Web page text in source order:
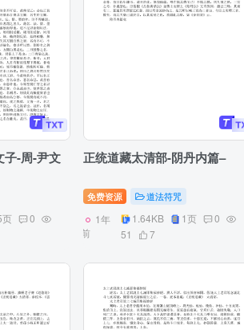
子-周-尹文
页
0
正统道藏太清部-阴丹内篇–
免费资源 道法符咒
1年
前
1.64KB 1页
0
51
7